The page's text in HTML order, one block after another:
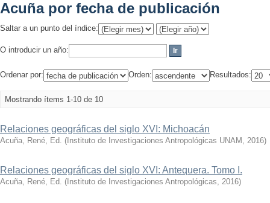
Acuña por fecha de publicación
Saltar a un punto del índice:
O introducir un año:
Ordenar por: Orden: Resultados:
Mostrando ítems 1-10 de 10
Relaciones geográficas del siglo XVI: Michoacán
Acuña, René, Ed. ( Instituto de Investigaciones Antropológicas UNAM , 2016)
Relaciones geográficas del siglo XVI: Antequera. Tomo I.
Acuña, René, Ed. ( Instituto de Investigaciones Antropológicas, 2016)